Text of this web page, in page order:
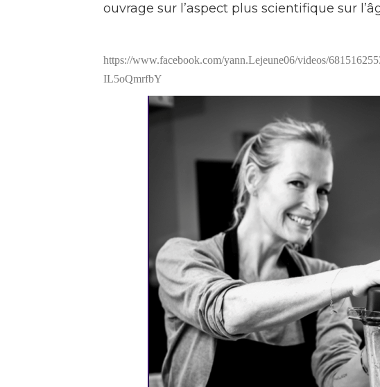
ouvrage sur l’aspect plus scientifique sur
https://www.facebook.com/yann.Lejeune06/videos/
IL5oQmrfbY